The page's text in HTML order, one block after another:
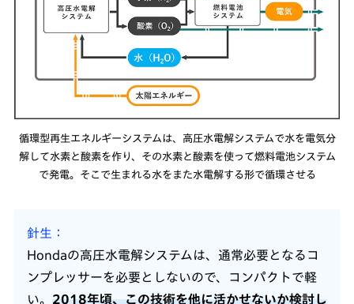
循環型再生エネルギーシステムは、高圧水電解システムで水を電気分
解して水素と酸素を作り、その水素と酸素を使って燃料電池システム
で発電。そこで生まれる水をまた水電解する形で循環させる
針生
Hondaの高圧水電解システムは、通常必要となるコ
ンプレッサーを必要としないので、コンパクトで軽
い。 2018年頃、この技術を他に活かせないか検討し